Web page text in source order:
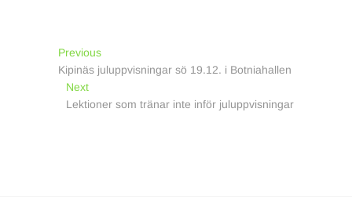
Inläggsnavigering
PreviousPrevious
post:
Kipinäs juluppvisningar sö 19.12. i Botniahallen
NextNext
post:
Lektioner som tränar inte inför juluppvisningar